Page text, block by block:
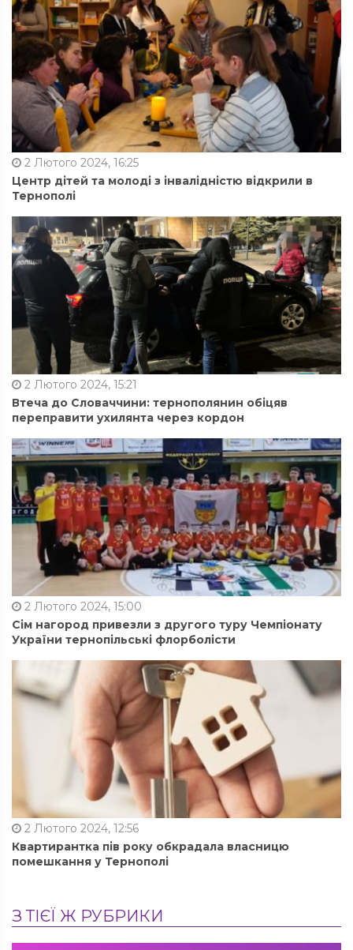
2 Лютого 2024, 16:25
Центр дітей та молоді з інвалідністю відкрили в
Тернополі
2 Лютого 2024, 15:21
Втеча до Словаччини: тернополянин обіцяв
переправити ухилянта через кордон
2 Лютого 2024, 15:00
Сім нагород привезли з другого туру Чемпіонату
України тернопільські флорболісти
2 Лютого 2024, 12:56
Квартирантка пів року обкрадала власницю
помешкання у Тернополі
З ТІЄЇ Ж РУБРИКИ